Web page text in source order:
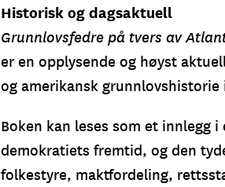
Historisk og dagsaktuell
Grunnlovsfedre på tvers av
er en opplysende og høyst
og amerikansk
Boken kan leses som et innlegg
demokratiets fremtid, og den
folkestyre, maktfordeling,